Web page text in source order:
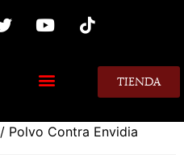
TIENDA
/ Polvo Contra Envidia